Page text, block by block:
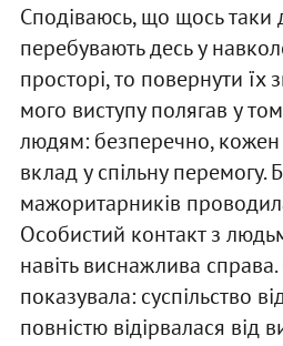
Сподіваюсь, що щось таки
перебувають десь у
просторі, то повернути їх
мого виступу полягав у
людям: безперечно,
вклад у спільну перемогу.
мажоритарників
Особистий контакт з
навіть виснажлива справа.
показувала: суспільство
повністю відірвалася від